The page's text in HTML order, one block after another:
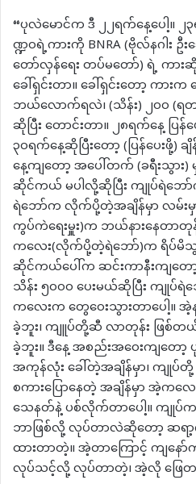
“ပုလဲမောင်က ဒီ ၂၂ရက်နေ့ပေါ့။ ၂
ဏ္ဍဝရဲ့ကားကို BNRA (ဗိုလ်နဂါး ဦ
တော်လှန်ရေး တပ်မတော်) ရဲ့ ကား
ခေါ်ရှင်းတာ။ ခေါ်ရှင်းတော့ ကား
ဘယ်လောက်ရလဲ၊ (သိန်း) ၂၀၀ (ရ
ဆိုပြီး တောင်းတာ။ ၂၈ရက်နေ့ ပြ
၃၀ရက်နေ့ဆိုပြီးတော့ (ပြန်ပေးဖို့)
နေ့ကျတော့ အပေါ်တက် (ခရီးသွား)
ဆိုင်ကယ် မပါလို့ဆိုပြီး ကျုပ်ရဲဘေ
ရဲဘော်က လိုက်ပို့တဲ့အချိန်မှာ လမ်းမှ
ကွပ်ကဲရေးမှူး)က ဘယ်နားနေတာတု
ကလေး(လိုက်ပို့တဲ့ရဲဘော်)က ရိပ်မိသွ
ဆိုင်ကယ်ပေါ်က ဆင်းကာနီးကျတေ
သိန်း ၅၀၀၀ ပေးမယ်ဆိုပြီး ကျုပ်ရဲ
ကလေးက တွေဝေးသွားတာပေါ့။
ခဲ့ဘူး၊ ကျူပ်တို့ဆီ လာတုန်း ဖြစ်တ
ခဲ့ဘူး။ ဒီနေ့ အစည်းအဝေးကျတေ
အကုန်လုံး ခေါ်တဲ့အချိန်မှာ၊ ကျုပ်
စကားပြောနေတဲ့ အချိန်မှာ အဲ့က
သေနတ်နဲ့ ပစ်လိုက်တာပေါ့။ ကျုပ်က
ဘာဖြစ်လို့ လုပ်တာလဲဆိုတော့ ဆရ
ထားတာတဲ့။ အဲ့တာကြောင့် ကျန
လုပ်သင့်လို့ လုပ်တာတဲ့၊ အဲ့လို ဖြေ